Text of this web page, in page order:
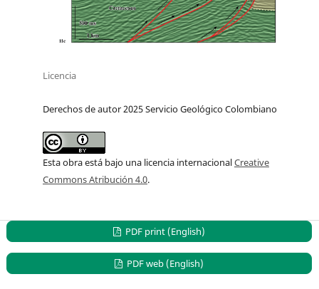
Licencia
Derechos de autor 2025 Servicio Geológico Colombiano
Esta obra está bajo una licencia internacionalCreative
Commons Atribución 4.0.
PDF print (English)
PDF web (English)